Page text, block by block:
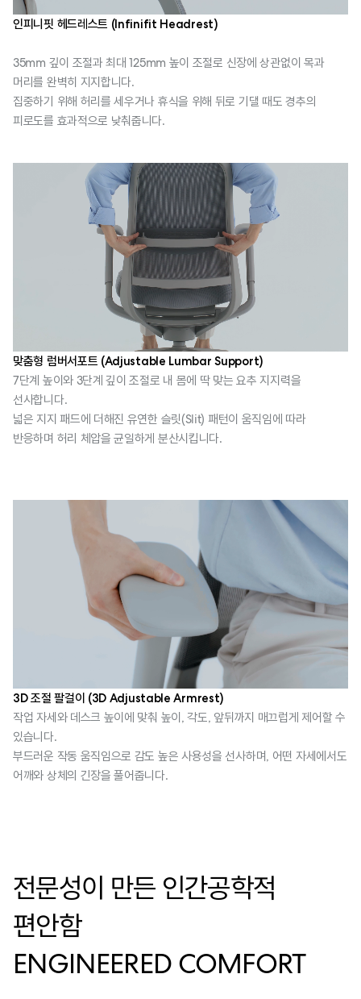
인피니핏 헤드레스트 (Infinifit Headrest)
35mm 깊이 조절과 최대 125mm 높이 조절로 신장에 상관없이 목과
머리를 완벽히 지지합니다.
집중하기 위해 허리를 세우거나 휴식을 위해 뒤로 기댈 때도 경추의
피로도를 효과적으로 낮춰줍니다.
맞춤형 럼버서포트 (Adjustable Lumbar Support)
7단계 높이와 3단계 깊이 조절로 내 몸에 딱 맞는 요추 지지력을
선사합니다.
넓은 지지 패드에 더해진 유연한 슬릿(Slit) 패턴이 움직임에 따라
반응하며 허리 체압을 균일하게 분산시킵니다.
3D 조절 팔걸이 (3D Adjustable Armrest)
작업 자세와 데스크 높이에 맞춰 높이, 각도, 앞뒤까지 매끄럽게 제어할 수
있습니다.
부드러운 작동 움직임으로 감도 높은 사용성을 선사하며, 어떤 자세에서도
어깨와 상체의 긴장을 풀어줍니다.
전문성이 만든 인간공학적
편안함
ENGINEERED COMFORT